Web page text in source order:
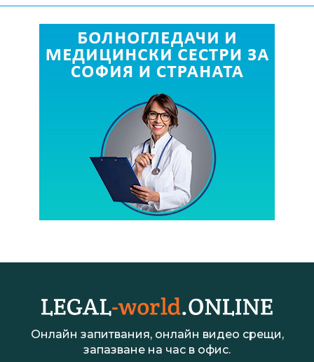
Онлайн запитвания, онлайн видео срещи,
запазване на час в офис.